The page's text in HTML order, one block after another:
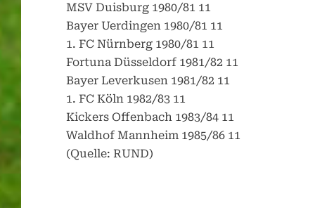
MSV Duisburg 1980/81 11
Bayer Uerdingen 1980/81 11
1. FC Nürnberg 1980/81 11
Fortuna Düsseldorf 1981/82 11
Bayer Leverkusen 1981/82 11
1. FC Köln 1982/83 11
Kickers Offenbach 1983/84 11
Waldhof Mannheim 1985/86 11
(Quelle: RUND)